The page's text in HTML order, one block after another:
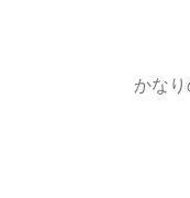
かなり